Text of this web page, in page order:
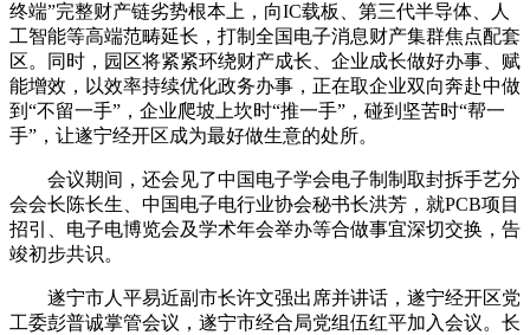
终端”完整财产链劣势根本上，向IC载板、第三代半导体、人
工智能等高端范畴延长，打制全国电子消息财产集群焦点配套
区。同时，园区将紧紧环绕财产成长、企业成长做好办事、赋
能增效，以效率持续优化政务办事，正在取企业双向奔赴中做
到“不留一手”，企业爬坡上坎时“推一手”，碰到坚苦时“帮一
手”，让遂宁经开区成为最好做生意的处所。
会议期间，还会见了中国电子学会电子制制取封拆手艺分
会会长陈长生、中国电子电行业协会秘书长洪芳，就PCB项目
招引、电子电博览会及学术年会举办等合做事宜深切交换，告
竣初步共识。
遂宁市人平易近副市长许文强出席并讲话，遂宁经开区党
工委彭普诚掌管会议，遂宁市经合局党组伍红平加入会议。长